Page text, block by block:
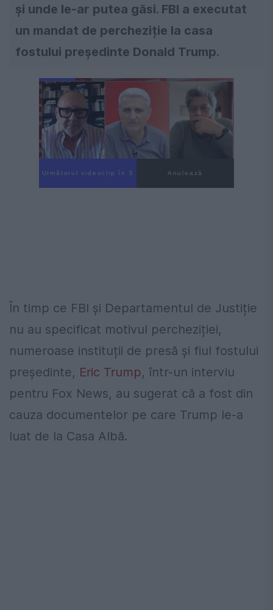
și unde le-ar putea găsi. FBI a executat
un mandat de percheziție la casa
fostului președinte Donald Trump.
Următorul videoclip în 4 Anulează
În timp ce FBI și Departamentul de Justiție
nu au specificat motivul percheziției,
numeroase instituții de presă și fiul fostului
președinte, Eric Trump, într-un interviu
pentru Fox News, au sugerat că a fost din
cauza documentelor pe care Trump le-a
luat de la Casa Albă.